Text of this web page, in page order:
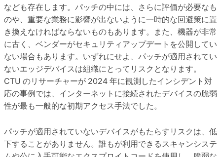
なども存在します。パッチの中には、さらに評価が必要なも
のや、重要な業務に影響が出ないように一時的な回避策に置
き換えなければならないものもあります。また、機器が非常
に古く、ベンダーがセキュリティアップデートを公開してい
ない場合もあります。いずれにせよ、パッチが適用されてい
ないエッジデバイスは組織にとってリスクとなります。
CTU のリサーチャーが 2024 年に観測したインシデント対
応の事例では、インターネットに接続されたデバイスの脆弱
性が最も一般的な初期アクセス手法でした。
パッチが適用されていないデバイスがもたらすリスクは、低
下することがありません。誰もが利用できるスキャンシステ